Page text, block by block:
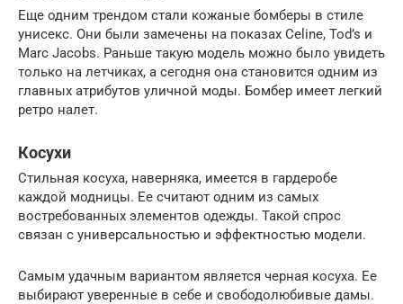
Еще одним трендом стали кожаные бомберы в стиле
унисекс. Они были замечены на показах Celine, Tod’s и
Marc Jacobs. Раньше такую модель можно было увидеть
только на летчиках, а сегодня она становится одним из
главных атрибутов уличной моды. Бомбер имеет легкий
ретро налет.
Косухи
Стильная косуха, наверняка, имеется в гардеробе
каждой модницы. Ее считают одним из самых
востребованных элементов одежды. Такой спрос
связан с универсальностью и эффектностью модели.
Самым удачным вариантом является черная косуха. Ее
выбирают уверенные в себе и свободолюбивые дамы.